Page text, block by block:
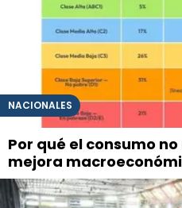
NACIONALES
Por qué el consumo
mejora